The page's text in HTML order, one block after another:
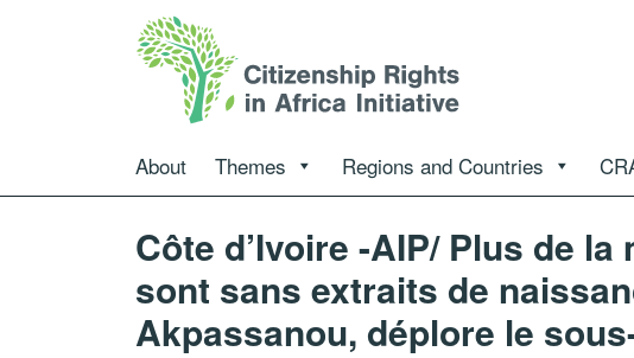
About Themes Regions and Countries
Côte d’Ivoire -AIP/ Plus de
sont sans extraits de
Akpassanou, déplore le